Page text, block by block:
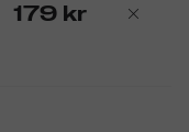
179 kr